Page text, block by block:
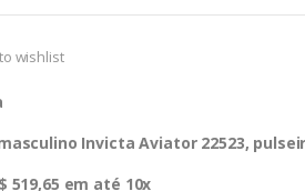
wishlist
Invicta Aviator 22523,
519,65 em até 10x